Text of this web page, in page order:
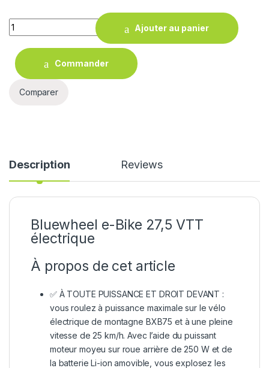
Quantity
Ajouter au panier
Commander
Comparer
Description Reviews
Bluewheel e-Bike 27,5 VTT
électrique
À propos de cet article
✅ À TOUTE PUISSANCE ET DROIT DEVANT :
vous roulez à puissance maximale sur le vélo
électrique de montagne BXB75 et à une pleine
vitesse de 25 km/h. Avec l’aide du puissant
moteur moyeu sur roue arrière de 250 W et de
la batterie Li-ion amovible, vous explosez les